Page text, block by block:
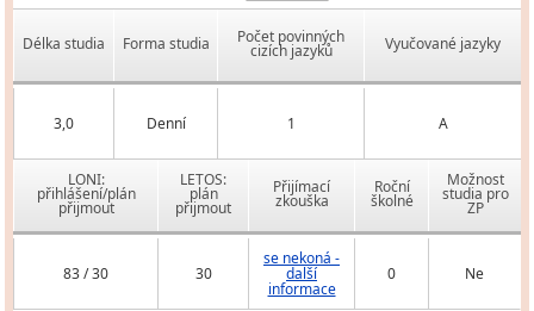
Délka studia Forma studia Počet povinných
cizích jazyků Vyučované jazyky
3,0 Denní 1 A
LONI:
přihlášení/plán
přijmout
LETOS:
plán
přijmout
Přijímací
zkouška
Roční
školné
Možnost
studia pro
ZP
83 / 30 30
se nekoná -
další
informace
0 Ne